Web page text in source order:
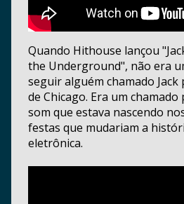
Quando Hithouse lançou
the Underground", não era
seguir alguém chamado
de Chicago. Era um
som que estava nascendo
festas que mudariam a
eletrônica.